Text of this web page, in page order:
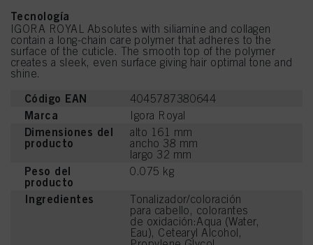
Tecnología
IGORA ROYAL Absolutes with siliamine and collagen
contain a long-chain care polymer that adheres to the
surface of the cuticle. The smooth top of the polymer
creates a sleek, even surface giving hair optimal tone and
shine.
Código EAN 4045787380644
Marca Igora Royal
Dimensiones del
producto
alto 161 mm
ancho 38 mm
largo 32 mm
Peso del
producto
0.075 kg
Ingredientes
Tonalizador/coloración
para cabello, colorantes
de oxidación:Aqua (Water,
Eau), Cetearyl Alcohol,